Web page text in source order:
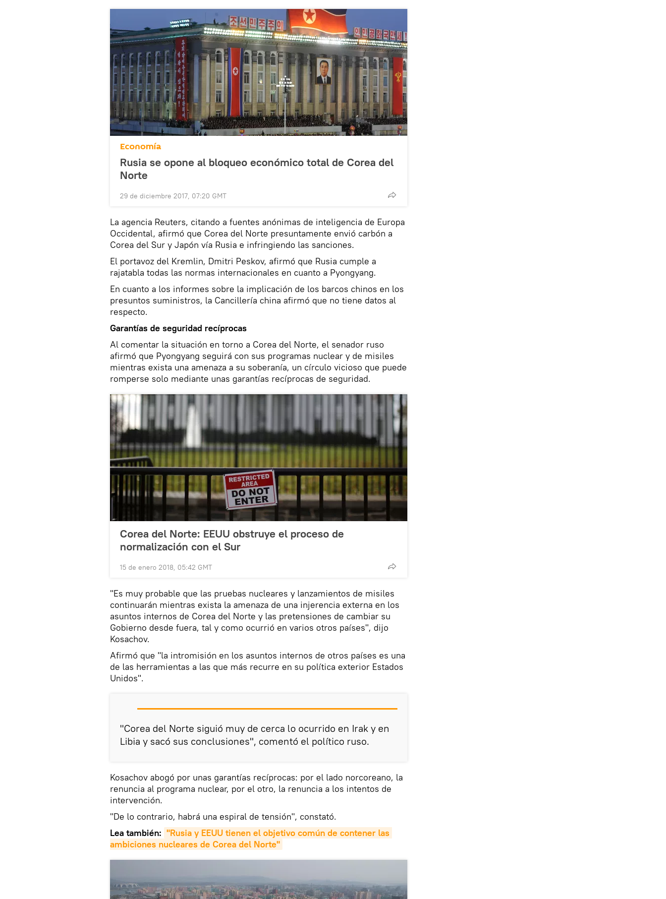
Economía
Rusia se opone al bloqueo económico total de Corea del
Norte
29 de diciembre 2017, 07:20 GMT
La agencia Reuters, citando a fuentes anónimas de inteligencia de Europa
Occidental, afirmó que Corea del Norte presuntamente envió carbón a
Corea del Sur y Japón vía Rusia e infringiendo las sanciones.
El portavoz del Kremlin, Dmitri Peskov, afirmó que Rusia cumple a
rajatabla todas las normas internacionales en cuanto a Pyongyang.
En cuanto a los informes sobre la implicación de los barcos chinos en los
presuntos suministros, la Cancillería china afirmó que no tiene datos al
respecto.
Garantías de seguridad recíprocas
Al comentar la situación en torno a Corea del Norte, el senador ruso
afirmó que Pyongyang seguirá con sus programas nuclear y de misiles
mientras exista una amenaza a su soberanía, un círculo vicioso que puede
romperse solo mediante unas garantías recíprocas de seguridad.
Corea del Norte: EEUU obstruye el proceso de
normalización con el Sur
15 de enero 2018, 05:42 GMT
"Es muy probable que las pruebas nucleares y lanzamientos de misiles
continuarán mientras exista la amenaza de una injerencia externa en los
asuntos internos de Corea del Norte y las pretensiones de cambiar su
Gobierno desde fuera, tal y como ocurrió en varios otros países", dijo
Kosachov.
Afirmó que "la intromisión en los asuntos internos de otros países es una
de las herramientas a las que más recurre en su política exterior Estados
Unidos".
"Corea del Norte siguió muy de cerca lo ocurrido en Irak y en
Libia y sacó sus conclusiones", comentó el político ruso.
Kosachov abogó por unas garantías recíprocas: por el lado norcoreano, la
renuncia al programa nuclear, por el otro, la renuncia a los intentos de
intervención.
"De lo contrario, habrá una espiral de tensión", constató.
Lea también: "Rusia y EEUU tienen el objetivo común de contener las
ambiciones nucleares de Corea del Norte"